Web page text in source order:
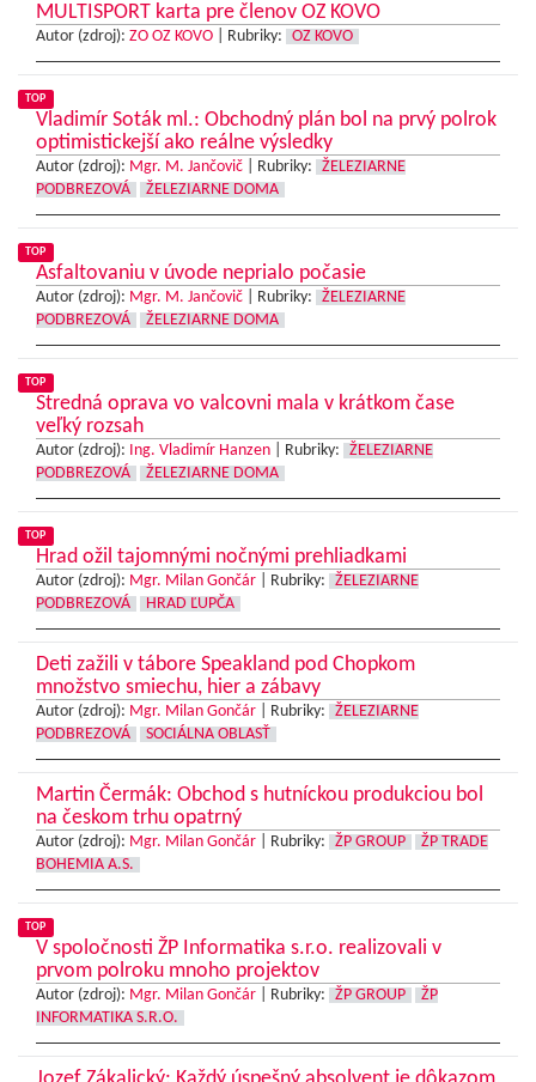
MULTISPORT karta pre členov OZ KOVO
Autor (zdroj): ZO OZ KOVO Rubriky: OZ KOVO
TOP
Vladimír Soták ml.: Obchodný plán bol na prvý polrok
optimistickejší ako reálne výsledky
Autor (zdroj): Mgr. M. Jančovič Rubriky:
ŽELEZIARNE
PODBREZOVÁ
ŽELEZIARNE DOMA
TOP
Asfaltovaniu v úvode neprialo počasie
Autor (zdroj): Mgr. M. Jančovič Rubriky:
ŽELEZIARNE
PODBREZOVÁ
ŽELEZIARNE DOMA
TOP
Stredná oprava vo valcovni mala v krátkom čase
veľký rozsah
Autor (zdroj): Ing. Vladimír Hanzen Rubriky:
ŽELEZIARNE
PODBREZOVÁ
ŽELEZIARNE DOMA
TOP
Hrad ožil tajomnými nočnými prehliadkami
Autor (zdroj): Mgr. Milan Gončár Rubriky:
ŽELEZIARNE
PODBREZOVÁ
HRAD ĽUPČA
Deti zažili v tábore Speakland pod Chopkom
množstvo smiechu, hier a zábavy
Autor (zdroj): Mgr. Milan Gončár Rubriky:
ŽELEZIARNE
PODBREZOVÁ
SOCIÁLNA OBLASŤ
Martin Čermák: Obchod s hutníckou produkciou bol
na českom trhu opatrný
Autor (zdroj): Mgr. Milan Gončár Rubriky: ŽP GROUP
ŽP TRADE
BOHEMIA A.S.
TOP
V spoločnosti ŽP Informatika s.r.o. realizovali v
prvom polroku mnoho projektov
Autor (zdroj): Mgr. Milan Gončár Rubriky: ŽP GROUP
ŽP
INFORMATIKA S.R.O.